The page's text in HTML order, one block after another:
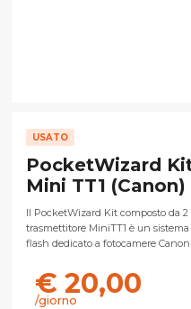
USATO
PocketWizard
Mini TT1 (Canon)
Il PocketWizard Kit composto da
trasmettitore MiniTT1 è un
flash dedicato a fotocamere
€ 20,00
/giorno